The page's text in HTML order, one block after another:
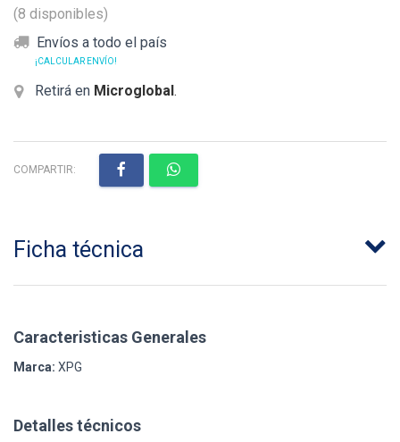
(8 disponibles)
Envíos a todo el país
¡CALCULAR ENVÍO!
Retirá en Microglobal.
COMPARTIR:
Ficha técnica
Caracteristicas Generales
Marca: XPG
Detalles técnicos